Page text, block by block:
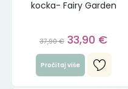
kocka- Fairy Garden
37,90€ 33,90 €
Pročitaj više